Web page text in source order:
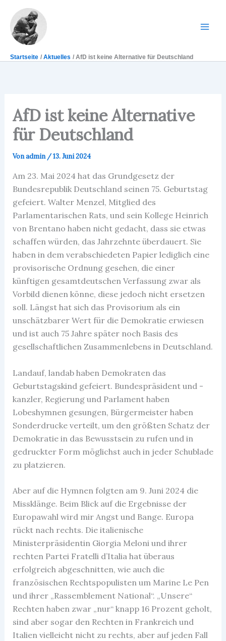
Inhalt
springen
Startseite Aktuelles AfD ist keine Alternative für Deutschland
AfD ist keine Alternative
für Deutschland
Vonadmin /13. Juni 2024
Am 23. Mai 2024 hat das Grundgesetz der
Bundesrepublik Deutschland seinen 75. Geburtstag
gefeiert. Walter Menzel, Mitglied des
Parlamentarischen Rats, und sein Kollege Heinrich
von Brentano haben nicht gedacht, dass sie etwas
schaffen würden, das Jahrzehnte überdauert. Sie
haben in dem verabschiedeten Papier lediglich eine
provisorische Ordnung gesehen, die einer
künftigen gesamtdeutschen Verfassung zwar als
Vorbild dienen könne, diese jedoch nicht ersetzen
soll. Längst hat sich das Provisorium als ein
unschätzbarer Wert für die Demokratie erwiesen
und ist auch 75 Jahre später noch Basis des
gesellschaftlichen Zusammenlebens in Deutschland.
Landauf, landab haben Demokraten das
Geburtstagskind gefeiert. Bundespräsident und -
kanzler, Regierung und Parlament haben
Lobeshymnen gesungen, Bürgermeister haben
Sonderdrucke verteilt, um den größten Schatz der
Demokratie in das Bewusstsein zu rufen und in
gedruckter Form möglichst auch in jeder Schublade
zu platzieren.
Aber auf die Hymnen folgten am 9. Juni 2024 die
Missklänge. Beim Blick auf die Ergebnisse der
Europawahl wird mir Angst und Bange. Europa
rückt nach rechts. Die italienische
Ministerpräsidentin Giorgia Meloni und ihrer
rechten Partei Fratelli d’Italia hat überaus
erfolgreich abgeschnitten, wie auch die
französischen Rechtspopulisten um Marine Le Pen
und ihrer „Rassemblement National“. „Unsere“
Rechten haben zwar „nur“ knapp 16 Prozent geholt,
sind aber sogar den Rechten in Frankreich und
Italien vielleicht nicht zu rechts, aber auf jeden Fall